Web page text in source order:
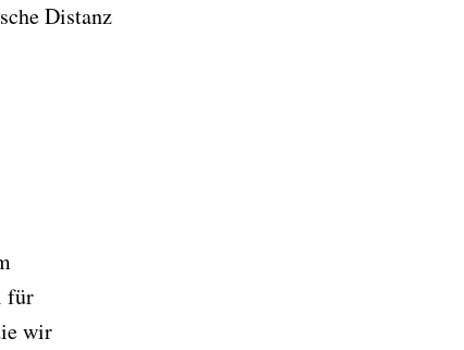
Distanz
für
wir